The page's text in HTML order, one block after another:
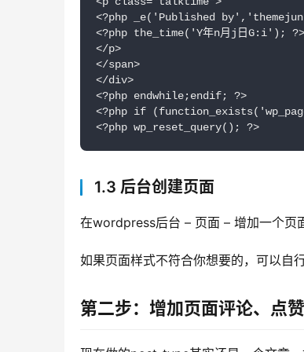
<?php _e('Published
<?php the_time('Y年n月j日G:i'); ?>
</p>
</span>
</div>
<?php endwhile;endif; ?>
<?php if
<?php wp_reset_query(); ?>
1.3 后台创建页面
在wordpress后台 – 页面 – 增加一个页
如果页面样式不符合你想要的，可以自
第二步：增加页面评论、点